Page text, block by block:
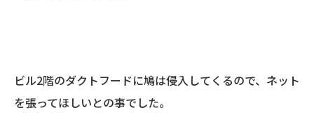
ビル2階のダクトフードに鳩は侵入してくるので、ネット
を張ってほしいとの事でした。